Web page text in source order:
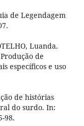
de Legendagem
Luanda.
de
específicos e uso
de histórias
do surdo. In:
98.